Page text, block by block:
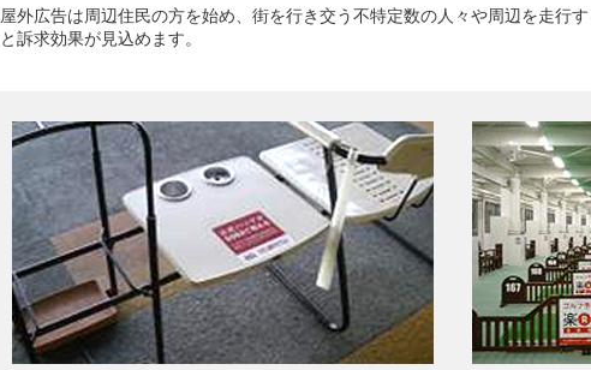
屋外広告は周辺住民の方を始め、街を行き交う不特定数の人々や周辺を走行
と訴求効果が見込めます。